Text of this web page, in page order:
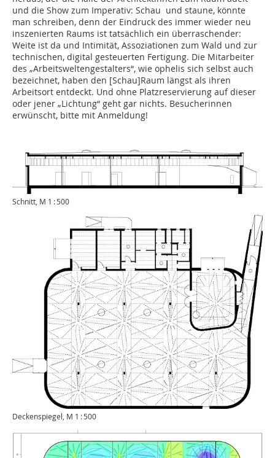
und die Show zum Imperativ: Schau und staune, könnte
man schreiben, denn der Eindruck des immer wieder neu
inszenierten Raums ist tatsächlich ein überraschender:
Weite ist da und Intimität, Assoziationen zum Wald und zur
technischen, digital gesteuerten Fertigung. Die Mitarbeiter
des „Arbeitsweltengestalters“, wie ophelis sich selbst auch
bezeichnet, haben den [Schau]Raum längst als ihren
Arbeitsort entdeckt. Und ohne Platzreservierung auf dieser
oder jener „Lichtung“ geht gar nichts. Besucherinnen
erwünscht, bitte mit Anmeldung!
Schnitt, M 1 : 500
Deckenspiegel, M 1 : 500